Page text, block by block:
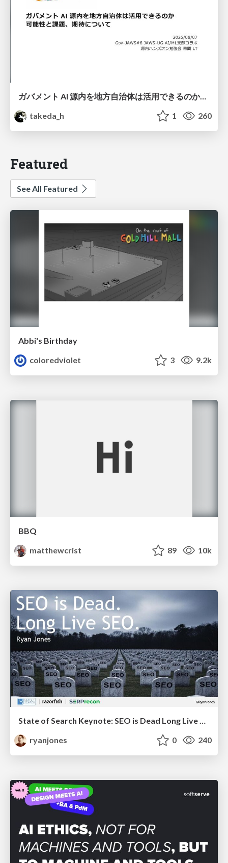
ガバメント AI 源内を地方自治体は活用できるのか 可能性と課題、期待について
takeda_h
1 260
Featured
See All Featured
Abbi's Birthday
coloredviolet
3 9.2k
BBQ
matthewcrist
89 10k
State of Search Keynote: SEO is Dead Long Live SEO
ryanjones
0 240